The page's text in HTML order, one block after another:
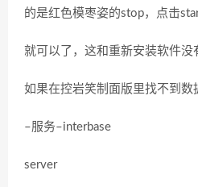
的是红色模枣姿的stop，点击
就可以了，这和重新安装软件没
如果在控岩笑制面版里找不到数
–服务–interbase
server